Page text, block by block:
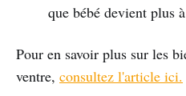
que bébé devient plus
Pour en savoir plus sur les
ventre, consultez l'article ici.